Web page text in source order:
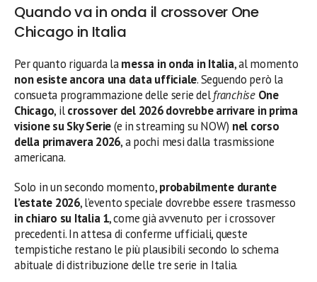
Quando va in onda il crossover One
Chicago in Italia
Per quanto riguarda lamessa in onda in Italia, al momento
non esiste ancora una data ufficiale. Seguendo però la
consueta programmazione delle serie delfranchise One
Chicago, ilcrossover del 2026 dovrebbe arrivare in prima
visione su Sky Serie(e in streaming su NOW) nel corso
della primavera 2026, a pochi mesi dalla trasmissione
americana.
Solo in un secondo momento,probabilmente durante
l’estate 2026, l’evento speciale dovrebbe essere trasmesso
in chiaro su Italia 1, come già avvenuto per i crossover
precedenti. In attesa di conferme ufficiali, queste
tempistiche restano le più plausibili secondo lo schema
abituale di distribuzione delle tre serie in Italia.